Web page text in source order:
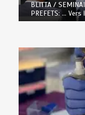
BLITTA /
PREFETS: …